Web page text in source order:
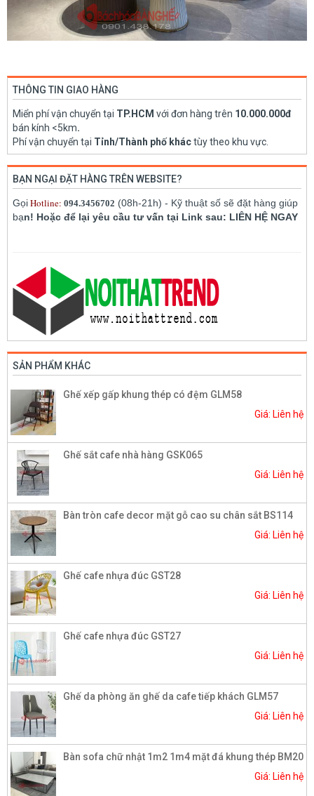
THÔNG TIN GIAO HÀNG
Miển phí vận chuyển tại TP.HCM với đơn hàng trên 10.000.000đ
bán kính <5km.
Phí vận chuyển tại Tỉnh/Thành phố kháctùy theo khu vực.
BẠN NGẠI ĐẶT HÀNG TRÊN WEBSITE?
GọiHotline: 094.3456702 (08h-21h) - Kỹ thuật số sẽ đặt hàng giúp
bạn! Hoặc để lại yêu cầu tư vấn tại Link sau: LIÊN HỆ NGAY
SẢN PHẨM KHÁC
Ghế xếp gấp khung thép có đệm GLM58
Giá: Liên hệ
Ghế sắt cafe nhà hàng GSK065
Giá: Liên hệ
Bàn tròn cafe decor mặt gỗ cao su chân sắt BS114
Giá: Liên hệ
Ghế cafe nhựa đúc GST28
Giá: Liên hệ
Ghế cafe nhựa đúc GST27
Giá: Liên hệ
Ghế da phòng ăn ghế da cafe tiếp khách GLM57
Giá: Liên hệ
Bàn sofa chữ nhật 1m2 1m4 mặt đá khung thép BM20
Giá: Liên hệ